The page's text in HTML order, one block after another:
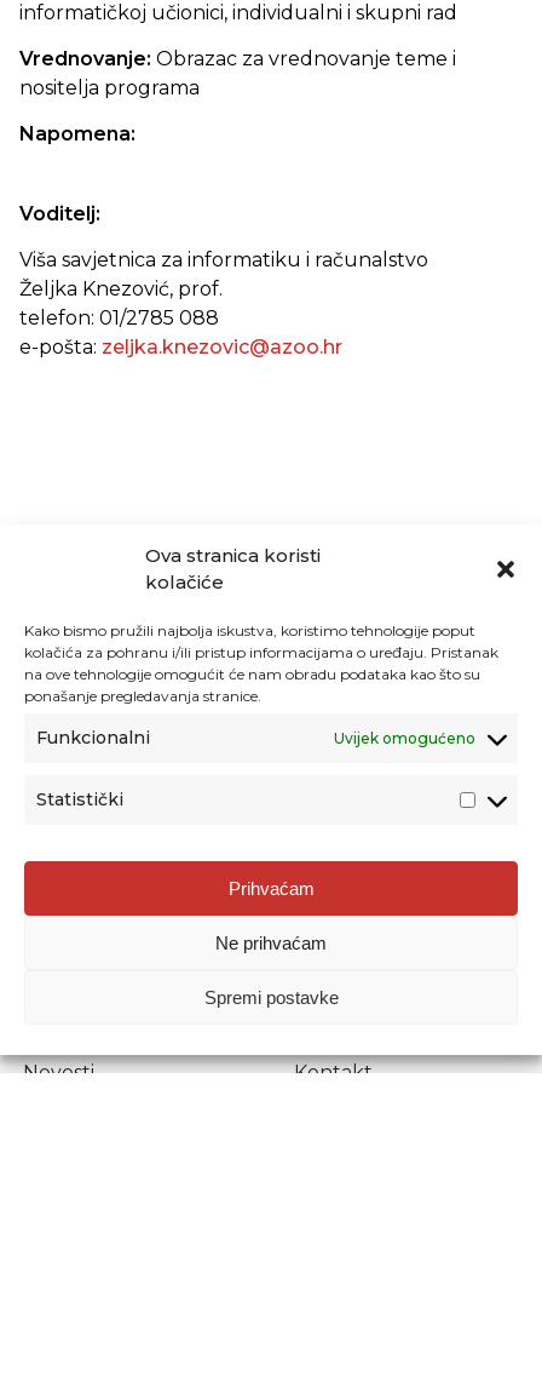
Ova stranica koristi
kolačiće
Kako bismo pružili najbolja iskustva, koristimo tehnologije poput
kolačića za pohranu i/ili pristup informacijama o uređaju. Pristanak
na ove tehnologije omogućit će nam obradu podataka kao što su
ponašanje pregledavanja stranice.
Funkcionalni Uvijek omogućeno
Statistički
Prihvaćam
Ne prihvaćam
Spremi postavke
informatičkoj učionici, individualni i skupni rad
Vrednovanje: Obrazac za vrednovanje teme i
nositelja programa
Napomena:
Voditelj:
Viša savjetnica za informatiku i računalstvo
Željka Knezović, prof.
telefon: 01/2785 088
e-pošta: zeljka.knezovic@azoo.hr
Agencija za odgoj i obrazovanje
Donje Svetice 38, 10000 Zagreb
1778129
Prenošenje sadržaja dopušteno je uz navođenje izvora.
Novosti
Kontakt